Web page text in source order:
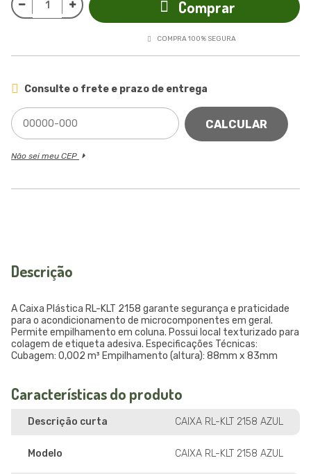
Comprar
COMPRA 100% SEGURA
Consulte o frete e prazo de entrega
CALCULAR
Não sei meu CEP
Descrição
A Caixa Plástica RL-KLT 2158 garante segurança e praticidade
para o acondicionamento de microcomponentes em geral.
Permite empilhamento em coluna. Possui local texturizado para
colagem de etiqueta adesiva. Especificações Técnicas:
Cubagem: 0,002 m³ Empilhamento (altura): 88mm x 83mm
Características do produto
Descrição curta CAIXA RL-KLT 2158 AZUL
Modelo CAIXA RL-KLT 2158 AZUL